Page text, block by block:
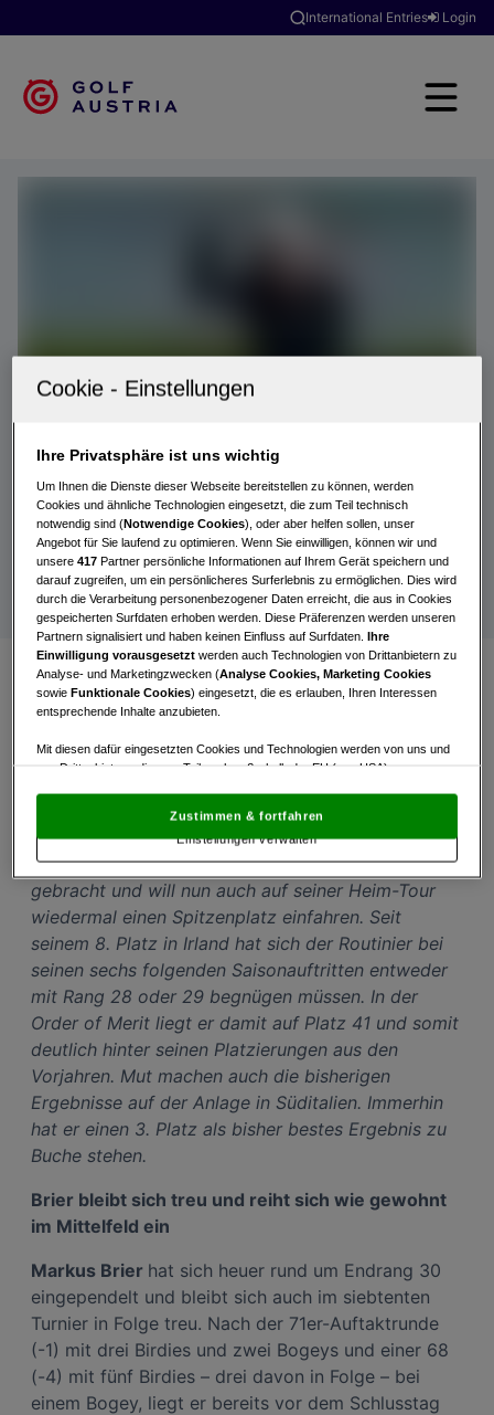
International Entries Login
Senior Italian Open
Legends Tour – 24.-26. Oktober | San Domenico
GC/Italien
Die Sergio Melpignano Senior Italian Open, benannt
austragenden Golfclubs San Domenico GC (der
war), geht heuer in ihre 13. Auflage im Rahmen der
Legends Tour. Markus Brier hat sich bei der PGA
Championship in Fontana mit Platz vier in Form
gebracht und will nun auch auf seiner Heim-Tour
wiedermal einen Spitzenplatz einfahren. Seit
seinem 8. Platz in Irland hat sich der Routinier bei
seinen sechs folgenden Saisonauftritten entweder
mit Rang 28 oder 29 begnügen müssen. In der
Order of Merit liegt er damit auf Platz 41 und somit
deutlich hinter seinen Platzierungen aus den
Vorjahren. Mut machen auch die bisherigen
Ergebnisse auf der Anlage in Süditalien. Immerhin
hat er einen 3. Platz als bisher bestes Ergebnis zu
Buche stehen.
Brier bleibt sich treu und reiht sich wie gewohnt
im Mittelfeld ein
Markus Brier hat sich heuer rund um Endrang 30
eingependelt und bleibt sich auch im siebtenten
Turnier in Folge treu. Nach der 71er-Auftaktrunde
(-1) mit drei Birdies und zwei Bogeys und einer 68
(-4) mit fünf Birdies – drei davon in Folge – bei
einem Bogey, liegt er bereits vor dem Schlusstag
Ihre Privatsphäre ist uns wichtig
Um Ihnen die Dienste dieser Webseite bereitstellen zu können, werden
Cookies und ähnliche Technologien eingesetzt, die zum Teil technisch
notwendig sind (Notwendige Cookies), oder aber helfen sollen, unser
Angebot für Sie laufend zu optimieren. Wenn Sie einwilligen, können wir und
unsere417 Partner persönliche Informationen auf Ihrem Gerät speichern und
darauf zugreifen, um ein persönlicheres Surferlebnis zu ermöglichen. Dies wird
durch die Verarbeitung personenbezogener Daten erreicht, die aus in Cookies
gespeicherten Surfdaten erhoben werden. Diese Präferenzen werden unseren
Partnern signalisiert und haben keinen Einfluss auf Surfdaten.Ihre
Einwilligung vorausgesetzt werden auch Technologien von Drittanbietern zu
Analyse- und Marketingzwecken (Analyse Cookies, Marketing Cookies
sowieFunktionale Cookies) eingesetzt, die es erlauben, Ihren Interessen
entsprechende Inhalte anzubieten.
Mit diesen dafür eingesetzten Cookies und Technologien werden von uns und
von Drittanbietern, die zum Teil auch außerhalb der EU (u.a. USA)
angemessenes Datenschutzniveau bescheinigt.Es besteht insbesondere
das Risiko, dass Ihre Daten dem Zugriff durch US-Behörden zu Kontroll- und
Überwachungszwecken unterliegen und dagegen keine wirksamen
Rechtsbehelfe zur Verfügung stehen.
Mit Klick auf „Zustimmen & fortfahren“ willigen Sie in die Verwendung
von unseren Cookies und auch von Drittanbietern (auch aus USA) ein.
Widerspruch gegen die Verarbeitung auf der Grundlage berechtigter
Interessen einlegen. Klicken Sie dazu auf „Cookie Einstellungen“, die sich auf
jeder Seite unten im Footer befinden.
Link zur Datenschutzrichtlinie
Impressum
Wir und unsere Partner verarbeiten Daten, um
Folgendes bereitzustellen:
aktiv abfragen. Speichern von oder Zugriff auf Informationen auf einem
Endgerät. Personalisierte Werbung und Inhalte, Messung von Werbeleistung
und der Performance von Inhalten, Zielgruppenforschung sowie Entwicklung
Liste der Partner (Lieferanten)
Einstellungen verwalten
Zustimmen & fortfahren